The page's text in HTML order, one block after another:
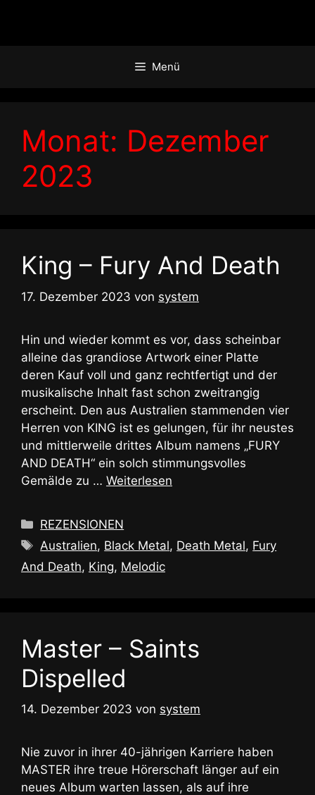
Menü
Monat: Dezember
2023
King – Fury And Death
17. Dezember 2023 von system
Hin und wieder kommt es vor, dass scheinbar
alleine das grandiose Artwork einer Platte
deren Kauf voll und ganz rechtfertigt und der
musikalische Inhalt fast schon zweitrangig
erscheint. Den aus Australien stammenden vier
Herren von KING ist es gelungen, für ihr neustes
und mittlerweile drittes Album namens „FURY
AND DEATH“ ein solch stimmungsvolles
Gemälde zu … Weiterlesen
Kategorien
REZENSIONEN
Schlagwörter
Australien, Black Metal, Death Metal, Fury
And Death, King, Melodic
Master – Saints
Dispelled
14. Dezember 2023 von system
Nie zuvor in ihrer 40-jährigen Karriere haben
MASTER ihre treue Hörerschaft länger auf ein
neues Album warten lassen, als auf ihre